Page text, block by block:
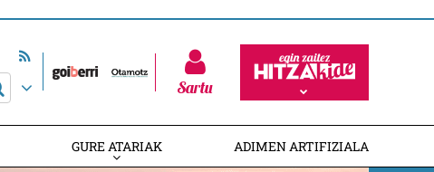
Sartu
GURE ATARIAK ADIMEN ARTIFIZIALA